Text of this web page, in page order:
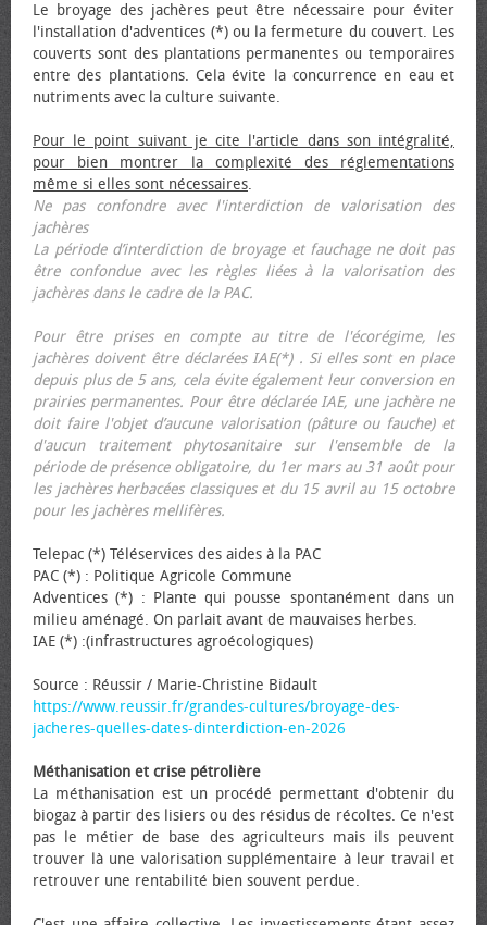
Le broyage des jachères peut être nécessaire pour éviter
l'installation d'adventices (*) ou la fermeture du couvert. Les
couverts sont des plantations permanentes ou temporaires
entre des plantations. Cela évite la concurrence en eau et
nutriments avec la culture suivante.
Pour le point suivant je cite l'article dans son intégralité,
pour bien montrer la complexité des réglementations
même si elles sont nécessaires.
Ne pas confondre avec l'interdiction de valorisation des
jachères
La période d’interdiction de broyage et fauchage ne doit pas
être confondue avec les règles liées à la valorisation des
jachères dans le cadre de la PAC.
Pour être prises en compte au titre de l'écorégime, les
jachères doivent être déclarées IAE(*) . Si elles sont en place
depuis plus de 5 ans, cela évite également leur conversion en
prairies permanentes. Pour être déclarée IAE, une jachère ne
doit faire l'objet d’aucune valorisation (pâture ou fauche) et
d'aucun traitement phytosanitaire sur l'ensemble de la
période de présence obligatoire, du 1er mars au 31 août pour
les jachères herbacées classiques et du 15 avril au 15 octobre
pour les jachères mellifères.
Telepac (*) Téléservices des aides à la PAC
PAC (*) : Politique Agricole Commune
Adventices (*) : Plante qui pousse spontanément dans un
milieu aménagé. On parlait avant de mauvaises herbes.
IAE (*) :(infrastructures agroécologiques)
Source : Réussir / Marie-Christine Bidault
https://www.reussir.fr/grandes-cultures/broyage-des-
jacheres-quelles-dates-dinterdiction-en-2026
Méthanisation et crise pétrolière
La méthanisation est un procédé permettant d'obtenir du
biogaz à partir des lisiers ou des résidus de récoltes. Ce n'est
pas le métier de base des agriculteurs mais ils peuvent
trouver là une valorisation supplémentaire à leur travail et
retrouver une rentabilité bien souvent perdue.